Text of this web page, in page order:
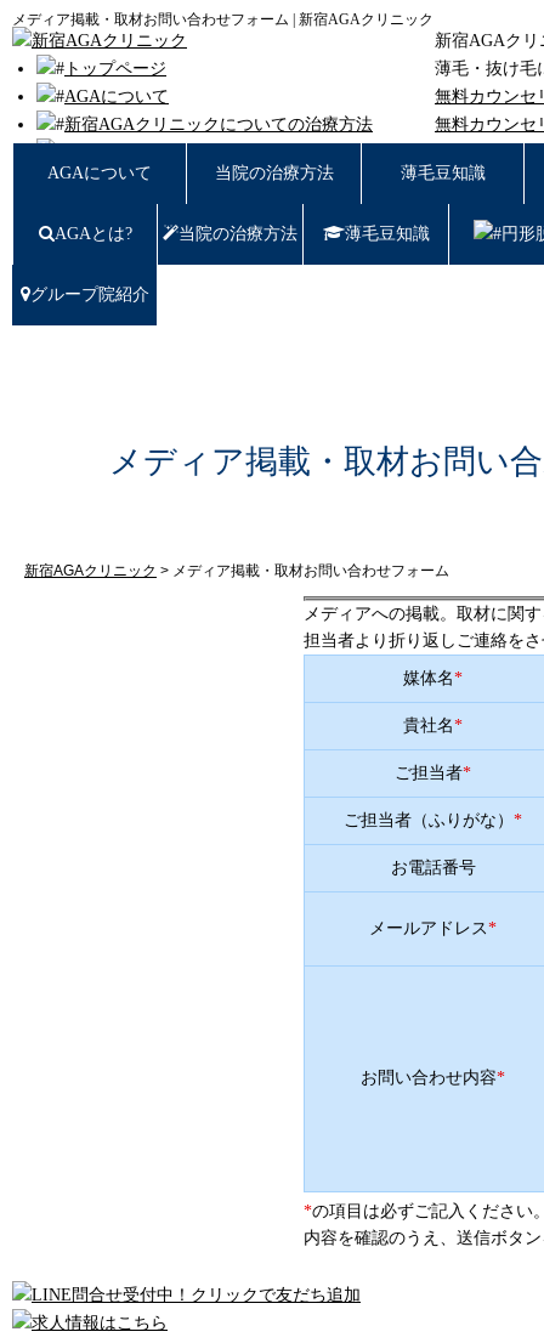
メディア掲載・取材お問い合わせフォーム | 新宿AGAクリニック
トップページ
AGAについて
新宿AGAクリニックについての治療方法
円形脱毛
症例写真
治療の流れ
プライバシーポリシー
受付時間11:00~20:00 年中無休
新宿AGAクリ
薄毛・抜け毛
無料カウンセ
無料カウンセ
AGAについて
当院の治療方法 薄毛豆知識
AGAとは? 当院の治療方法 薄毛豆知識 円形
グループ院紹介
メディア掲載・取材お問い
新宿AGAクリニック > メディア掲載・取材お問い合わせフォーム
メディアへの掲載。取材に関
担当者より折り返しご連絡を
媒体名*
貴社名*
ご担当者*
ご担当者（ふりがな） *
お電話番号
メールアドレス*
お問い合わせ内容*
*の項目は必ずご記入ください
内容を確認のうえ、送信ボタ